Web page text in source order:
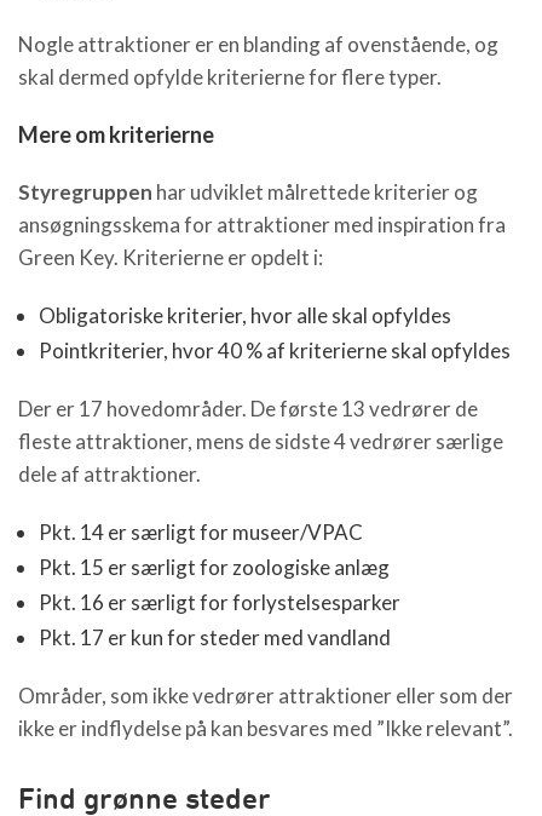
Nogle attraktioner er en blanding af ovenstående, og
skal dermed opfylde kriterierne for flere typer.
Mere om kriterierne
Styregruppen har udviklet målrettede kriterier og
ansøgningsskema for attraktioner med inspiration fra
Green Key. Kriterierne er opdelt i:
Obligatoriske kriterier, hvor alle skal opfyldes
Pointkriterier, hvor 40 % af kriterierne skal opfyldes
Der er 17 hovedområder. De første 13 vedrører de
fleste attraktioner, mens de sidste 4 vedrører særlige
dele af attraktioner.
Pkt. 14 er særligt for museer/VPAC
Pkt. 15 er særligt for zoologiske anlæg
Pkt. 16 er særligt for forlystelsesparker
Pkt. 17 er kun for steder med vandland
Områder, som ikke vedrører attraktioner eller som der
ikke er indflydelse på kan besvares med ”Ikke relevant”.
Find grønne steder